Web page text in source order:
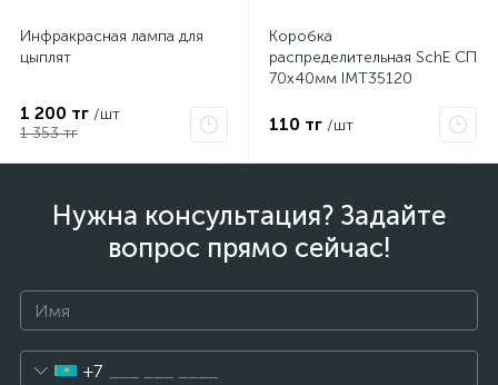
Инфракрасная лампа для
цыплят
1 200 тг /шт
1 353 тг
Коробка
распределительная SchE СП
70х40мм IMT35120
110 тг /шт
Нужна консультация? Задайте
вопрос прямо сейчас!
+7